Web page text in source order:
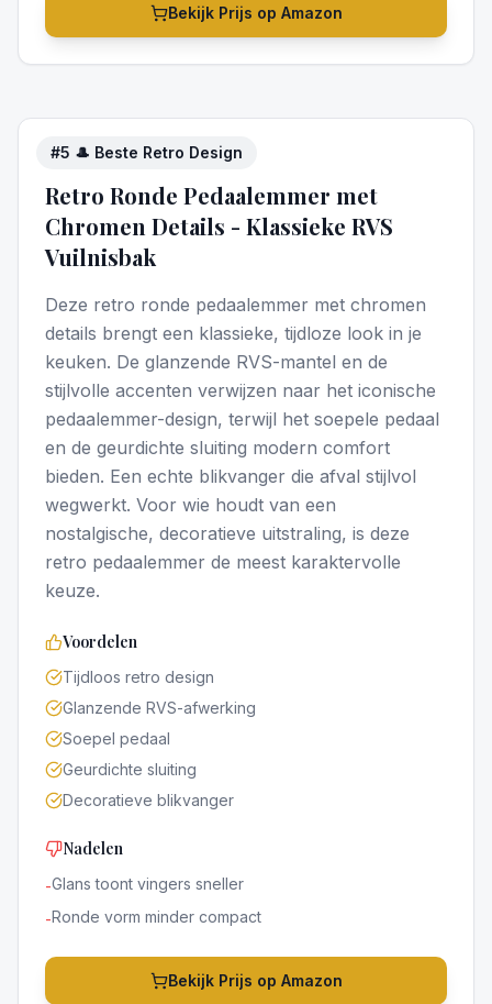
Bekijk Prijs op Amazon
#5 🎩 Beste Retro Design
5/5
Retro Ronde Pedaalemmer met
Chromen Details - Klassieke RVS
Vuilnisbak
Deze retro ronde pedaalemmer met chromen
details brengt een klassieke, tijdloze look in je
keuken. De glanzende RVS-mantel en de
stijlvolle accenten verwijzen naar het iconische
pedaalemmer-design, terwijl het soepele pedaal
en de geurdichte sluiting modern comfort
bieden. Een echte blikvanger die afval stijlvol
wegwerkt. Voor wie houdt van een
nostalgische, decoratieve uitstraling, is deze
retro pedaalemmer de meest karaktervolle
keuze.
Voordelen
Tijdloos retro design
Glanzende RVS-afwerking
Soepel pedaal
Geurdichte sluiting
Decoratieve blikvanger
Nadelen
-Glans toont vingers sneller
-Ronde vorm minder compact
Bekijk Prijs op Amazon